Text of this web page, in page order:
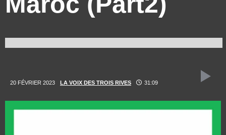
20 FÉVRIER 2023 LA VOIX DES TROIS RIVES 31:09